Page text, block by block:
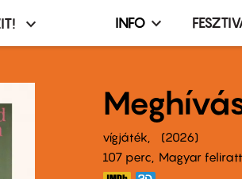
Infó,
terembérlés
menü
INFO
vígjáték
2026
107 perc,
Magyar